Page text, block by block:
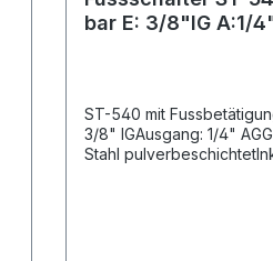
bar E: 3/8"IG A:1/
ST-540 mit
3/8" IGAusgang: 1/4"
Stahl